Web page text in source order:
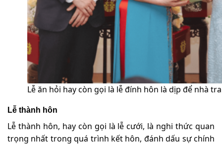
Lễ ăn hỏi hay còn gọi là lễ đính hôn là dịp để nhà
Lễ thành hôn
Lễ thành hôn, hay còn gọi là lễ cưới, là nghi thức quan
trọng nhất trong quá trình kết hôn, đánh dấu sự chính